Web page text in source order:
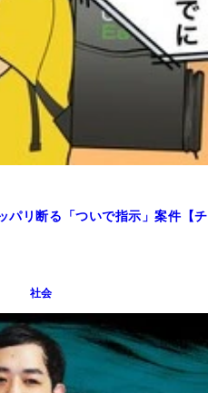
パリ断る「ついで指示」案件【チ
社会